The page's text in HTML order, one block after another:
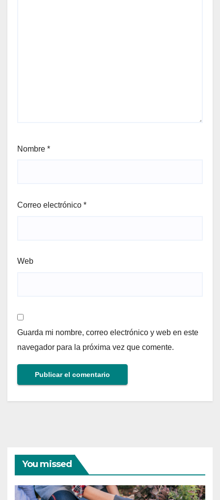
Nombre *
Correo electrónico *
Web
Guarda mi nombre, correo electrónico y web en este
navegador para la próxima vez que comente.
You missed